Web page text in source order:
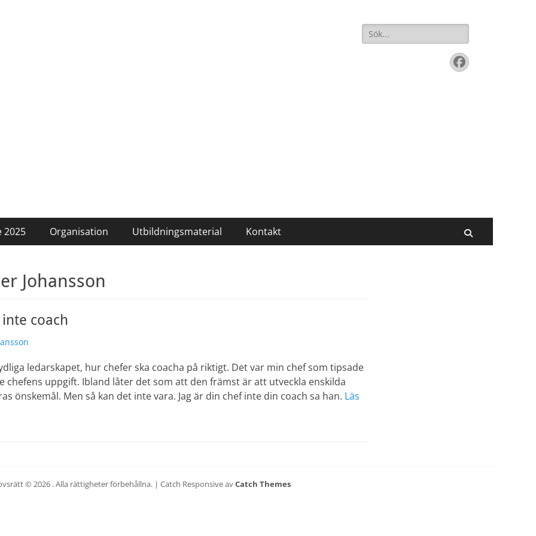
Sök
efter:
Facebook
2025 Organisation Utbildningsmaterial Kontakt
Johansson
inte coach
ledarskapet, hur chefer ska coacha på riktigt. Det var min chef som tipsade
chefens uppgift. Ibland låter det som att den främst är att utveckla enskilda
önskemål. Men så kan det inte vara. Jag är din chef inte din coach sa han. Läs
© 2026 . Alla rättigheter förbehållna. | Catch Responsive avCatch Themes